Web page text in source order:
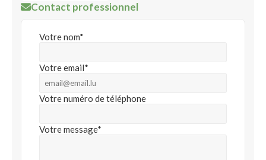
Contact professionnel
Votre nom*
Votre email*
Votre numéro de téléphone
Votre message*